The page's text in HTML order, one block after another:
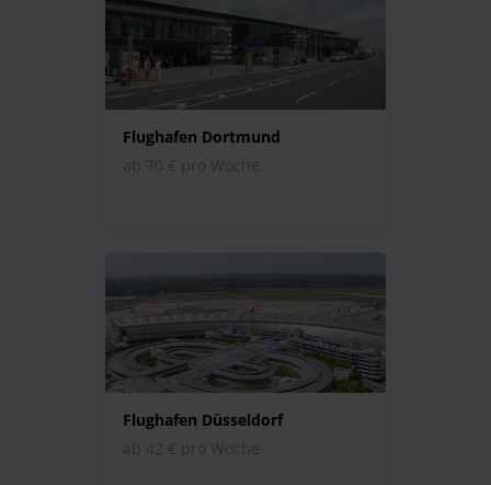
Flughafen Dortmund
ab 70 € pro Woche
Flughafen Düsseldorf
ab 42 € pro Woche